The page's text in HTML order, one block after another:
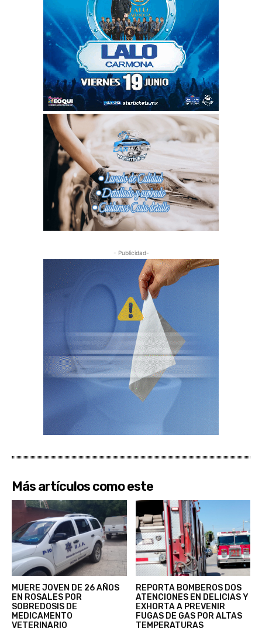
- Publicidad-
Más artículos como este
MUERE JOVEN DE 26 AÑOS
EN ROSALES POR
SOBREDOSIS DE
MEDICAMENTO
VETERINARIO
REPORTA BOMBEROS DOS
ATENCIONES EN DELICIAS Y
EXHORTA A PREVENIR
FUGAS DE GAS POR ALTAS
TEMPERATURAS